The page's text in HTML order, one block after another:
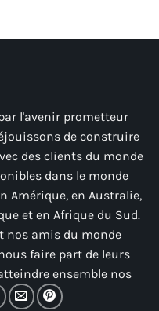
l'avenir prometteur
de construire
des clients du monde
dans le monde
Amérique, en Australie,
et en Afrique du Sud.
nos amis du monde
faire part de leurs
ensemble nos